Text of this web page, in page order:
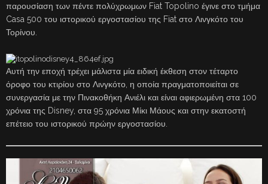
παρουσίαση των πέντε πολύχρωμων Fiat Topolino έγινε στο τμήμα
Casa 500 του ιστορικού εργοστασίου της Fiat στο Λινγκότο του
Τορίνου.
Αυτή την εποχή τρέχει μάλιστα μία ειδική έκθεση στον τέταρτο
όροφο του κτιρίου στο Λινγκότο, η οποία πραγματοποιείται σε
συνεργασία με την Πινακοθήκη Ανιέλι και είναι αφιερωμένη στα 100
χρόνια της Disney, στα 95 χρόνια Μίκι Μάους και στην εκατοστή
επέτειο του ιστορικού πρώην εργοστασίου.